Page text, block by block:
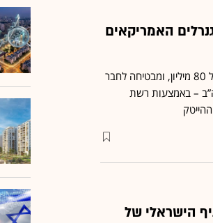
האמריקאים
קרן ההון סיכון Stratos Ventures כבר גייסה 50 מיליון דולר מתוך יעד של 80 מיליון, ומבטיחה לחבר
– באמצעות רשת
הישראלי של